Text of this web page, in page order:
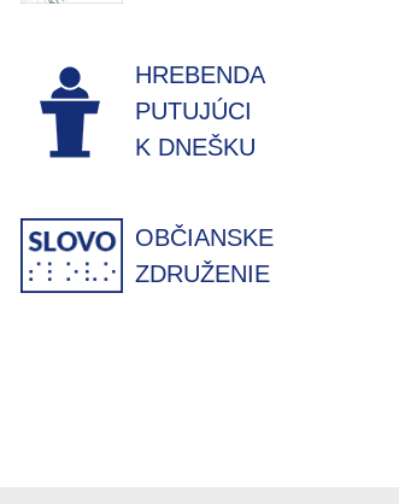
HREBENDA
PUTUJÚCI
K DNEŠKU
OBČIANSKE
ZDRUŽENIE